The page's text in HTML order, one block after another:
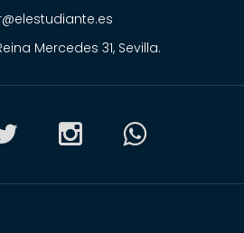
Mercedes 31, Sevilla.